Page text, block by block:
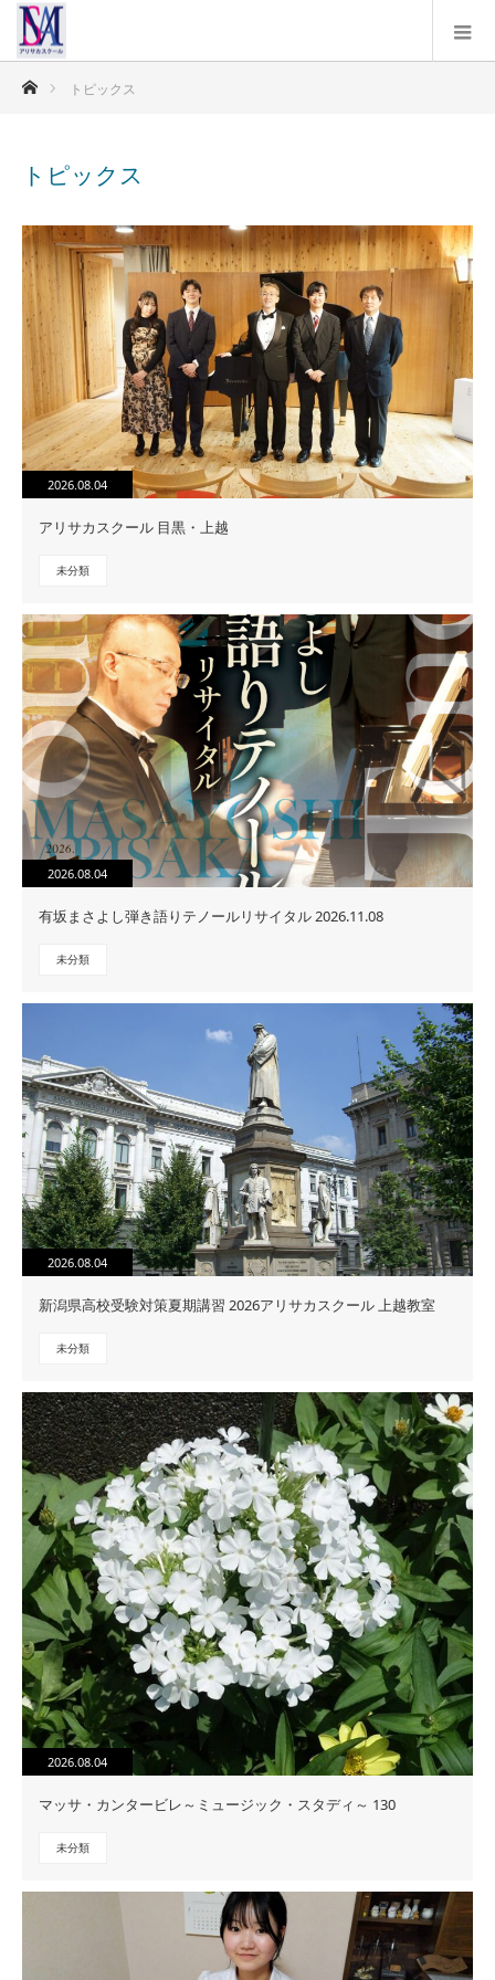
ホームトピックス
トピックス
2026.08.04
アリサカスクール 目黒・上越
未分類
2026.08.04
有坂まさよし弾き語りテノールリサイタル 2026.11.08
未分類
2026.08.04
新潟県高校受験対策夏期講習 2026アリサカスクール 上越教室
未分類
2026.08.04
マッサ・カンタービレ～ミュージック・スタディ～ 130
未分類